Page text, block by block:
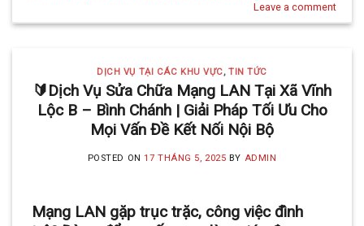
Leave a comment
DỊCH VỤ TẠI CÁC KHU VỰC,TIN TỨC
🔰Dịch Vụ Sửa Chữa Mạng LAN Tại Xã Vĩnh
Lộc B – Bình Chánh | Giải Pháp Tối Ưu Cho
Mọi Vấn Đề Kết Nối Nội Bộ
POSTED ON17 THÁNG 5, 2025 BY ADMIN
Mạng LAN gặp trục trặc, công việc đình